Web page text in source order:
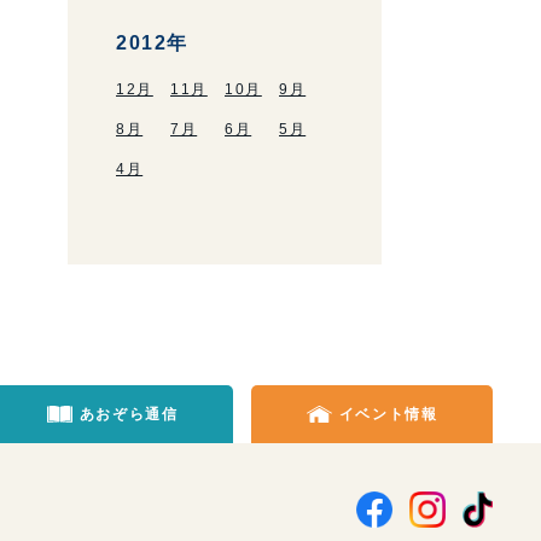
2012年
12月 11月 10月 9月
8月 7月 6月 5月
4月
あおぞら通信 イベント情報